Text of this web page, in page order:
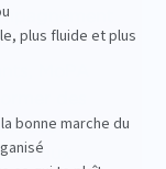
MoPA
des
des
aux